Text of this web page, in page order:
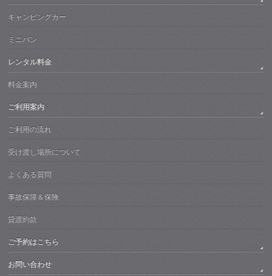
キャンピングカー
ミニバン
レンタル料金
料金案内
ご利用案内
ご利用の流れ
受け渡し場所について
よくある質問
事故保障＆保険
貸渡約款
ご予約はこちら
お問い合わせ